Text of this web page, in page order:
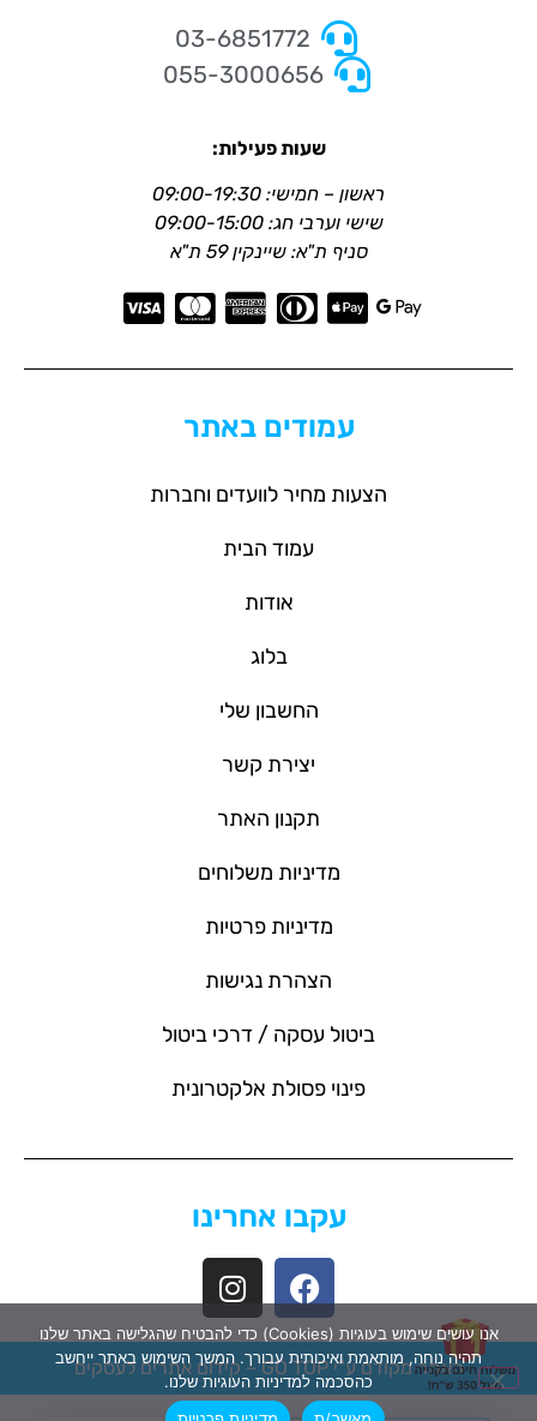
03-6851772
055-3000656
שעות פעילות:
ראשון – חמישי: 09:00-19:30
שישי וערבי חג: 09:00-15:00
סניף ת"א: שיינקין 59 ת"א
עמודים באתר
הצעות מחיר לוועדים וחברות
עמוד הבית
אודות
בלוג
החשבון שלי
יצירת קשר
תקנון האתר
מדיניות משלוחים
מדיניות פרטיות
הצהרת נגישות
ביטול עסקה / דרכי ביטול
פינוי פסולת אלקטרונית
עקבו אחרינו
האתר מקודם ע"י GO TOP – קידום אתרים לעסקים
אנו עושים שימוש בעוגיות (Cookies) כדי להבטיח שהגלישה באתר שלנו
תהיה נוחה, מותאמת ואיכותית עבורך. המשך השימוש באתר ייחשב
כהסכמה למדיניות העוגיות שלנו.